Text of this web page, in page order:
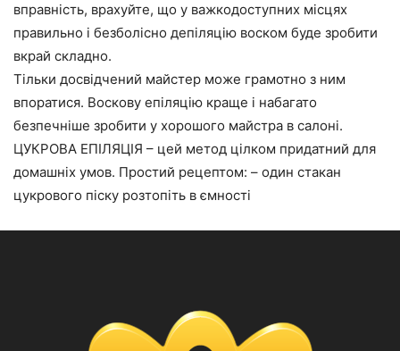
вправність, врахуйте, що у важкодоступних місцях
правильно і безболісно депіляцію воском буде зробити
вкрай складно.
Тільки досвідчений майстер може грамотно з ним
впоратися. Воскову епіляцію краще і набагато
безпечніше зробити у хорошого майстра в салоні.
ЦУКРОВА ЕПІЛЯЦІЯ – цей метод цілком придатний для
домашніх умов. Простий рецептом: – один стакан
цукрового піску розтопіть в ємності